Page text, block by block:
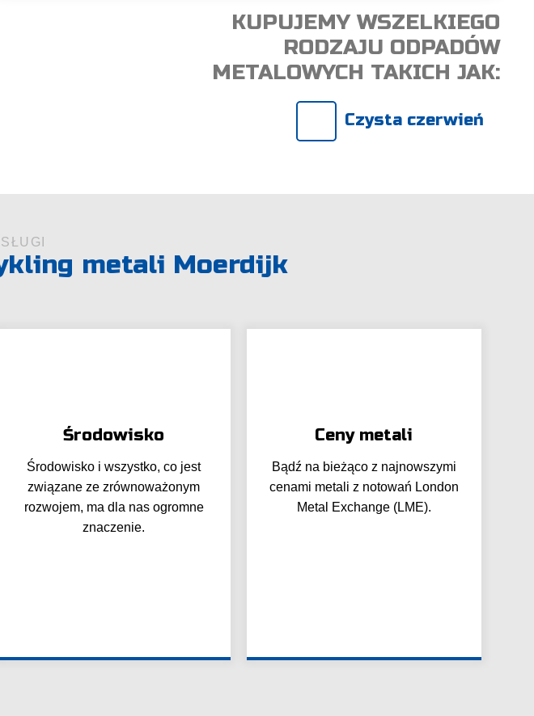
KUPUJEMY WSZELKIEGO
RODZAJU ODPADÓW
METALOWYCH TAKICH JAK:
Żółta miedź
metali Moerdijk
Środowisko
Środowisko i wszystko, co jest
związane ze zrównoważonym
rozwojem, ma dla nas ogromne
znaczenie.
Ceny metali
Bądź na bieżąco z najnowszymi
cenami metali z notowań London
Metal Exchange (LME).